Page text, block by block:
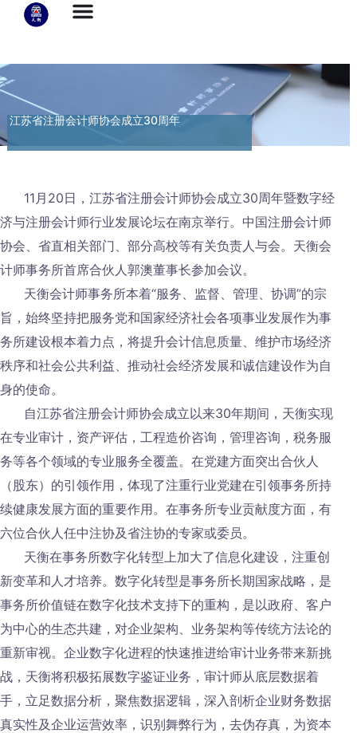
江苏省注册会计师协会成立30周年
11月20日，江苏省注册会计师协会成立30周年暨数字经
济与注册会计师行业发展论坛在南京举行。中国注册会计师
协会、省直相关部门、部分高校等有关负责人与会。天衡会
计师事务所首席合伙人郭澳董事长参加会议。
天衡会计师事务所本着“服务、监督、管理、协调”的宗
旨，始终坚持把服务党和国家经济社会各项事业发展作为事
务所建设根本着力点，将提升会计信息质量、维护市场经济
秩序和社会公共利益、推动社会经济发展和诚信建设作为自
身的使命。
自江苏省注册会计师协会成立以来30年期间，天衡实现
在专业审计，资产评估，工程造价咨询，管理咨询，税务服
务等各个领域的专业服务全覆盖。在党建方面突出合伙人
（股东）的引领作用，体现了注重行业党建在引领事务所持
续健康发展方面的重要作用。在事务所专业贡献度方面，有
六位合伙人任中注协及省注协的专家或委员。
天衡在事务所数字化转型上加大了信息化建设，注重创
新变革和人才培养。数字化转型是事务所长期国家战略，是
事务所价值链在数字化技术支持下的重构，是以政府、客户
为中心的生态共建，对企业架构、业务架构等传统方法论的
重新审视。企业数字化进程的快速推进给审计业务带来新挑
战，天衡将积极拓展数字鉴证业务，审计师从底层数据着
手，立足数据分析，聚焦数据逻辑，深入剖析企业财务数据
真实性及企业运营效率，识别舞弊行为，去伪存真，为资本